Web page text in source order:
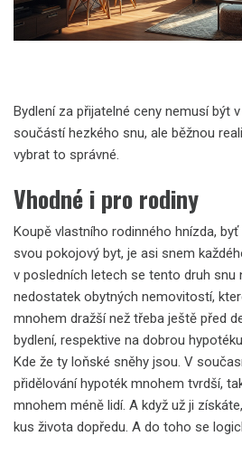
Bydlení za přijatelné ceny nemusí být
součástí hezkého snu, ale běžnou
vybrat to správné.
Vhodné i pro rodiny
Koupě vlastního rodinného hnízda,
svou pokojový byt, je asi snem
v posledních letech se tento druh snu
nedostatek obytných nemovitostí,
mnohem dražší než třeba ještě před
bydlení, respektive na dobrou
Kde že ty loňské sněhy jsou. V
přidělování hypoték mnohem tvrdší,
mnohem méně lidí. A když už ji
kus života dopředu. A do toho se